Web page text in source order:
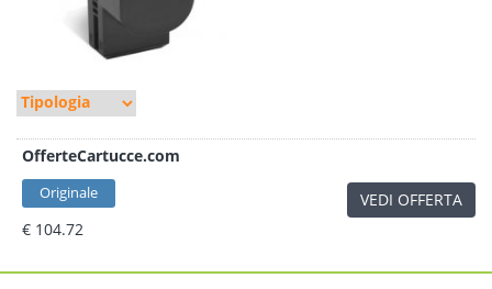
OfferteCartucce.com
Originale
€ 104.72
VEDI OFFERTA